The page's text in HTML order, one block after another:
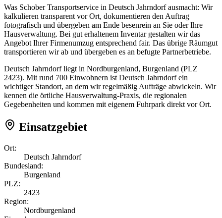
Was Schober Transportservice in Deutsch Jahrndorf ausmacht: Wir
kalkulieren transparent vor Ort, dokumentieren den Auftrag
fotografisch und übergeben am Ende besenrein an Sie oder Ihre
Hausverwaltung. Bei gut erhaltenem Inventar gestalten wir das
Angebot Ihrer Firmenumzug entsprechend fair. Das übrige Räumgut
transportieren wir ab und übergeben es an befugte Partnerbetriebe.
Deutsch Jahrndorf liegt in Nordburgenland, Burgenland (PLZ
2423). Mit rund 700 Einwohnern ist Deutsch Jahrndorf ein
wichtiger Standort, an dem wir regelmäßig Aufträge abwickeln. Wir
kennen die örtliche Hausverwaltung-Praxis, die regionalen
Gegebenheiten und kommen mit eigenem Fuhrpark direkt vor Ort.
Einsatzgebiet
Ort:
Deutsch Jahrndorf
Bundesland:
Burgenland
PLZ:
2423
Region:
Nordburgenland